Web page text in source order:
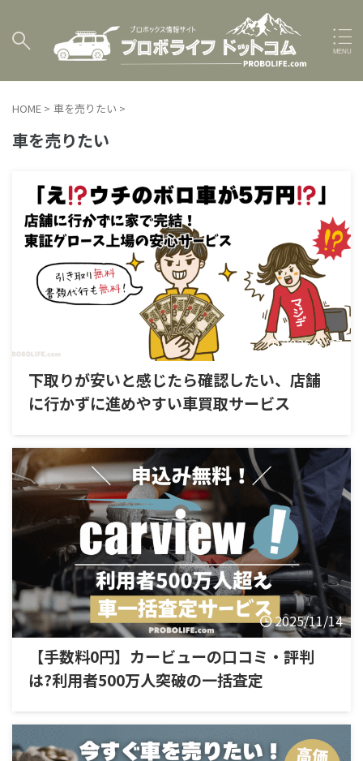
HOME > 車を売りたい >
車を売りたい
2026/3/27
下取りが安いと感じたら確認したい、店舗
に行かずに進めやすい車買取サービス
2025/11/14
【手数料0円】カービューの口コミ・評判
は?利用者500万人突破の一括査定